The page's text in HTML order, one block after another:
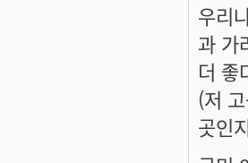
우리
과 가
더 좋
(저
곳인